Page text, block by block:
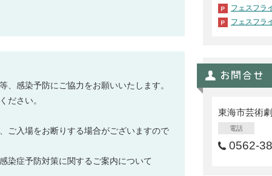
、感染予防にご協力をお願いいたします。
ださい。
ご入場をお断りする場合がございますので
染症予防対策に関するご案内について
フェスフラ
フェスフラ
東海市芸術
電話
0562-